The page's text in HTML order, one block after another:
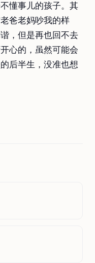
懂事儿的孩子。其
爸老妈吵我的样
，但是再也回不去
心的，虽然可能会
后半生，没准也想